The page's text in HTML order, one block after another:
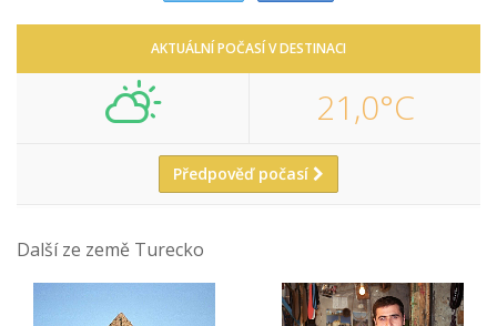
AKTUÁLNÍ POČASÍ V DESTINACI
21,0°C
Předpověď počasí
Další ze země Turecko